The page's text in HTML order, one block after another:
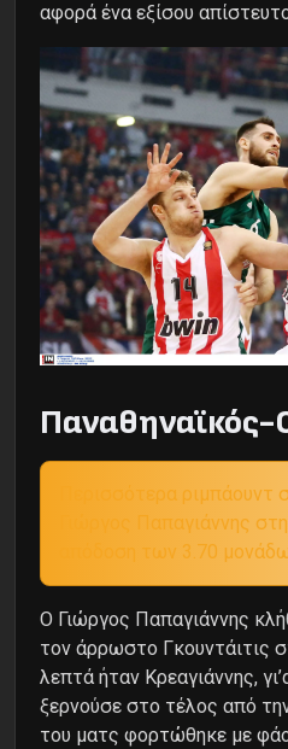
αφορά ένα εξίσου
Παναθηναϊκός-
Περισσότερα ριμπάουντ
Γιώργος Παπαγιάννης
απόδοση των 3.70
Ο Γιώργος Παπαγιάννης
τον άρρωστο Γκουντάιτις
λεπτά ήταν Κρεαγιάννης,
ξερνούσε στο τέλος από
του ματς φορτώθηκε με